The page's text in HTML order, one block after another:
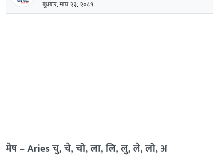
बुधबार, माघ २३, २०८१
मेष – Aries चु, चे, चो, ला, लि, लु, ले, लो, अ